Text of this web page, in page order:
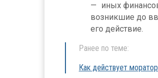
иных
возникшие до
его действие.
Ранее по теме:
Как действует